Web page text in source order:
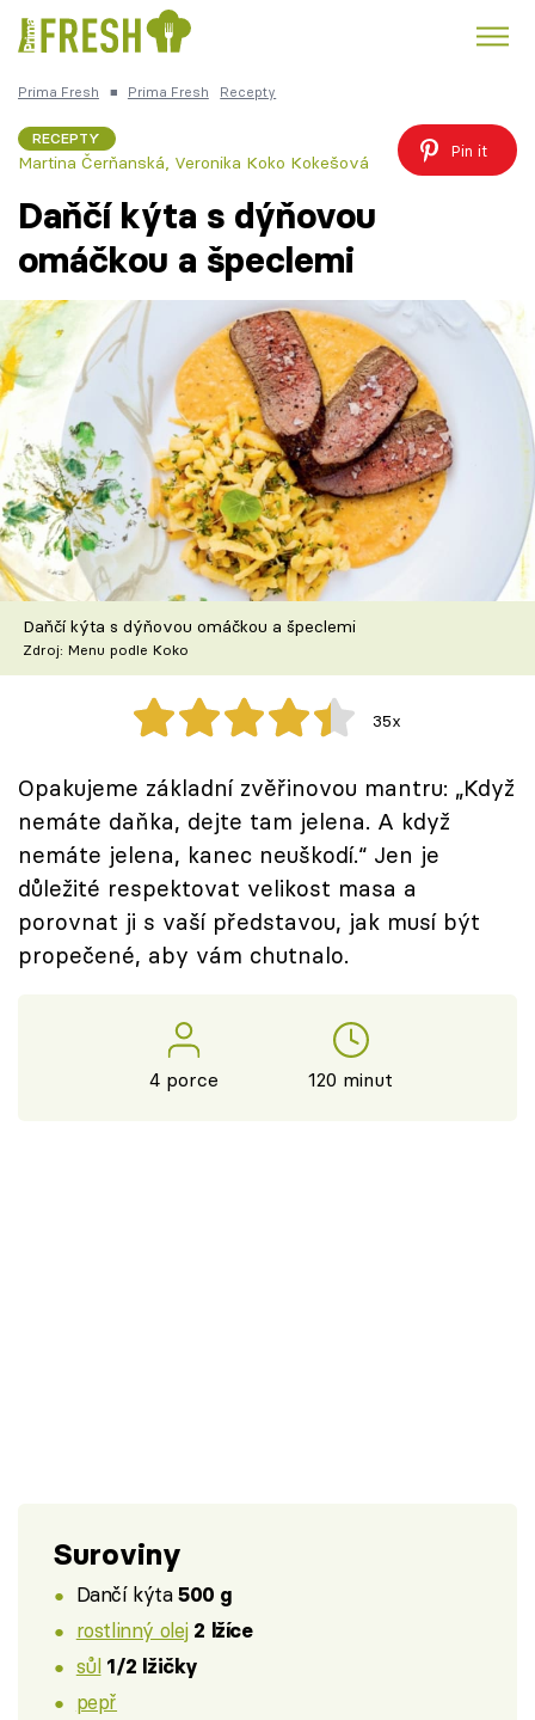
Česká kuchyně Čokoláda
Témata
Recepty
Články
TV Program
Škola vaření
Recepty z TV
Speciál: Cuketa
Těhotnej kuchař
Sledujte prima+
Přihlášení
Sledujte nás
Prima Fresh ■ Prima Fresh Recepty
RECEPTY
Martina Čerňanská Veronika Koko Kokešová
Pin it
Daňčí kýta s dýňovou
omáčkou a špeclemi
Daňčí kýta s dýňovou omáčkou a špeclemi
Zdroj: Menu podle Koko
35x
Opakujeme základní zvěřinovou mantru: „Když
nemáte daňka, dejte tam jelena. A když
nemáte jelena, kanec neuškodí.“ Jen je
důležité respektovat velikost masa a
porovnat ji s vaší představou, jak musí být
propečené, aby vám chutnalo.
4 porce 120 minut
Suroviny
Dančí kýta500 g
rostlinný olej 2 lžíce
sůl 1/2 lžičky
pepř